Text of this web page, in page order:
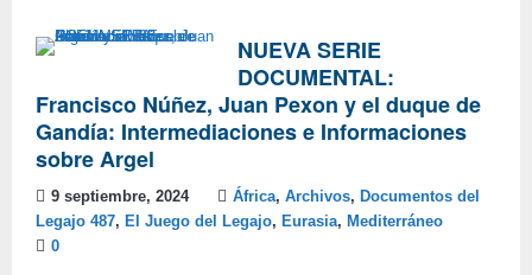
NUEVA SERIE
DOCUMENTAL:
Francisco Núñez, Juan Pexon y el duque de
Gandía: Intermediaciones e Informaciones
sobre Argel
9 septiembre, 2024 África, Archivos, Documentos del
Legajo 487, El Juego del Legajo, Eurasia, Mediterráneo
0